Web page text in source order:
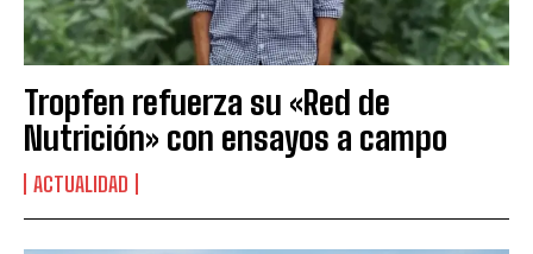
Tropfen refuerza su «Red de
Nutrición» con ensayos a campo
ACTUALIDAD